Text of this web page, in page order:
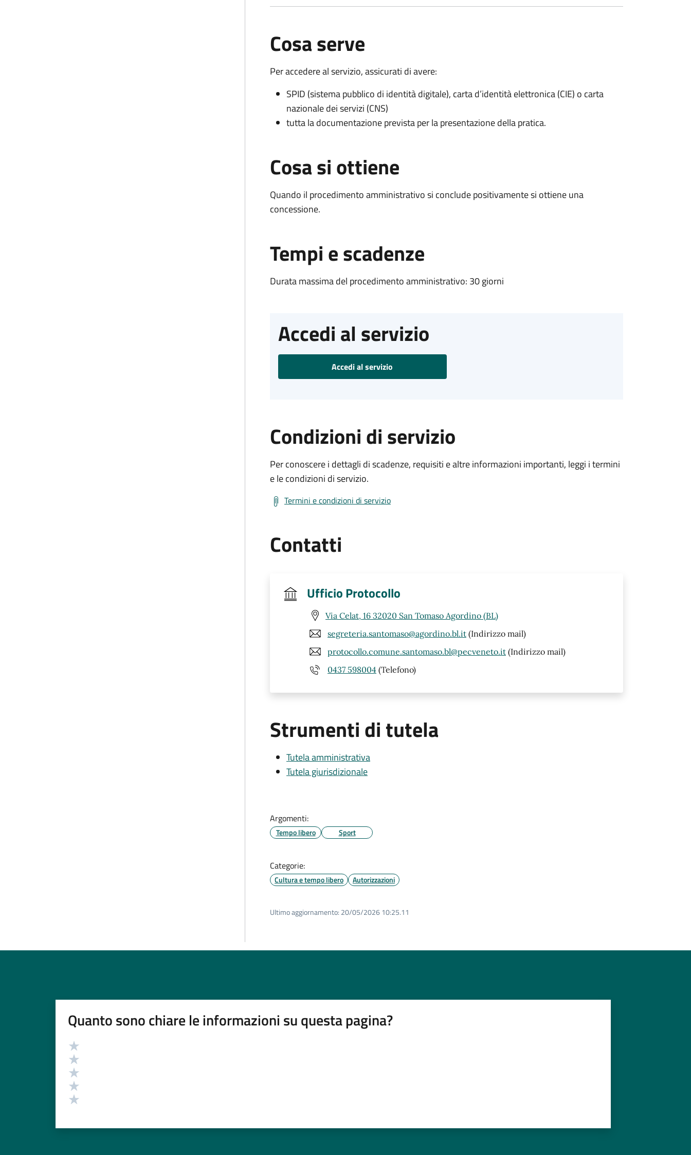
Cosa serve
Per accedere al servizio, assicurati di avere:
SPID (sistema pubblico di identità digitale), carta d’identità elettronica (CIE) o carta
nazionale dei servizi (CNS)
tutta la documentazione prevista per la presentazione della pratica.
Cosa si ottiene
Quando il procedimento amministrativo si conclude positivamente si ottiene una
concessione.
Tempi e scadenze
Durata massima del procedimento amministrativo: 30 giorni
Accedi al servizio
Accedi al servizio
Condizioni di servizio
Per conoscere i dettagli di scadenze, requisiti e altre informazioni importanti, leggi i termini
e le condizioni di servizio.
Termini e condizioni di servizio
Contatti
Ufficio Protocollo
Via Celat, 16 32020 San Tomaso Agordino (BL)
segreteria.santomaso@agordino.bl.it (Indirizzo mail)
protocollo.comune.santomaso.bl@pecveneto.it (Indirizzo mail)
0437 598004 (Telefono)
Strumenti di tutela
Tutela amministrativa
Tutela giurisdizionale
Argomenti:
Tempo libero Sport
Categorie:
Cultura e tempo libero Autorizzazioni
Ultimo aggiornamento: 20/05/2026 10:25.11
Quanto sono chiare le informazioni su questa pagina?
Valutazione